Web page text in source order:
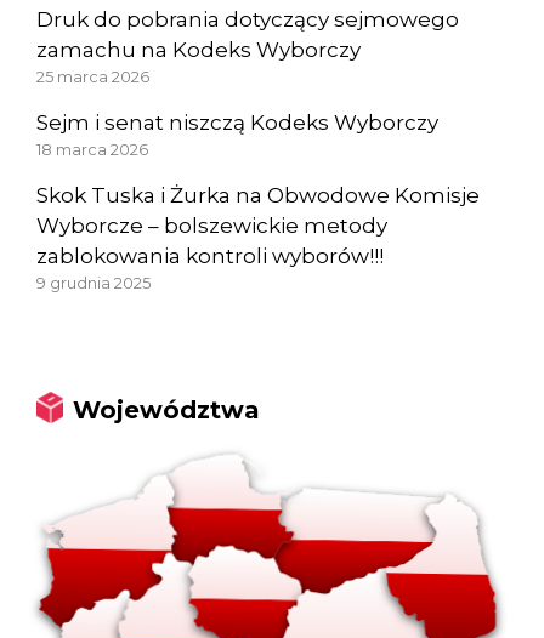
Druk do pobrania dotyczący sejmowego
zamachu na Kodeks Wyborczy
25 marca 2026
Sejm i senat niszczą Kodeks Wyborczy
18 marca 2026
Skok Tuska i Żurka na Obwodowe Komisje
Wyborcze – bolszewickie metody
zablokowania kontroli wyborów!!!
9 grudnia 2025
Województwa